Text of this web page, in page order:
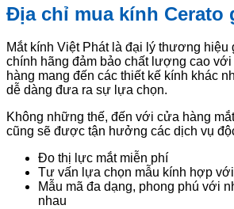
Địa chỉ mua kính Cerato
Mắt kính Việt Phát là đại lý thương hiệu
chính hãng đảm bảo chất lượng cao
hàng mang đến các thiết kế kính khác
dễ dàng đưa ra sự lựa chọn.
Không những thế, đến với cửa hàng
cũng sẽ được tận hưởng các dịch vụ
Đo thị lực mắt miễn phí
Tư vấn lựa chọn mẫu kính hợp
Mẫu mã đa dạng, phong phú với
nhau